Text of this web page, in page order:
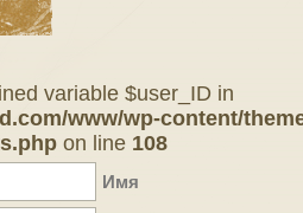
variable $user_ID in
www/wp-content/
on line 108
Имя